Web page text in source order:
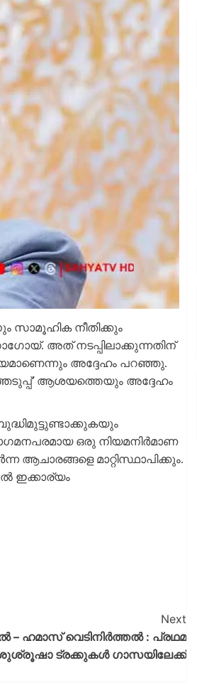
നീതിക്കും
അത് നടപ്പിലാക്കുന്നതിന്
അദ്ദേഹം പറഞ്ഞു.
ആശയത്തെയും അദ്ദേഹം
ഒരു നിയമനിർമാണ
ആചാരങ്ങളെ മാറ്റിസ്ഥാപിക്കും.
ഇക്കാര്യം
Next
ഹമാസ് വെടിനിർത്തൽ : പ്രഥമ
ട്രക്കുകൾ ഗാസയിലേക്ക്